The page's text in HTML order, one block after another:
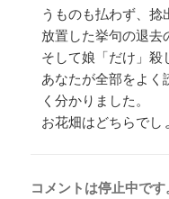
うものも払わず、
放置した挙句の退去
そして娘「だけ」殺
あなたが全部をよく
く分かりました。
お花畑はどちらでし
コメントは停止中です